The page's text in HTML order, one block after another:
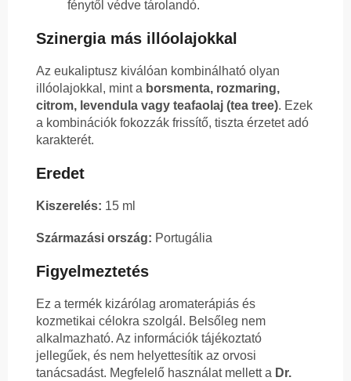
fénytől védve tárolandó.
Szinergia más illóolajokkal
Az eukaliptusz kiválóan kombinálható olyan
illóolajokkal, mint a borsmenta, rozmaring,
citrom, levendula vagy teafaolaj (tea tree). Ezek
a kombinációk fokozzák frissítő, tiszta érzetet adó
karakterét.
Eredet
Kiszerelés: 15 ml
Származási ország: Portugália
Figyelmeztetés
Ez a termék kizárólag aromaterápiás és
kozmetikai célokra szolgál. Belsőleg nem
alkalmazható. Az információk tájékoztató
jellegűek, és nem helyettesítik az orvosi
tanácsadást. Megfelelő használat mellett a Dr.